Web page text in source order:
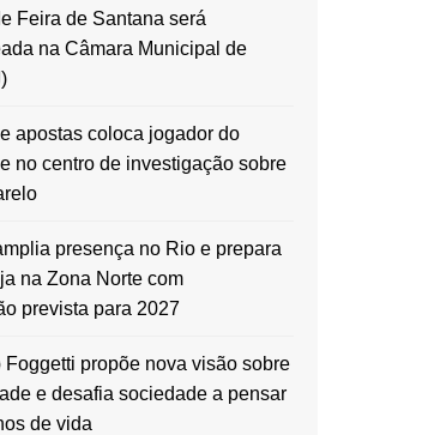
Feira de Santana será
na Câmara Municipal de
apostas coloca jogador do
no centro de investigação sobre
presença no Rio e prepara
na Zona Norte com
prevista para 2027
Foggetti propõe nova visão sobre
e desafia sociedade a pensar
de vida